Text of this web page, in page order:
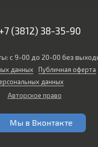
(3812) 38-35-90
с 9-00 до 20-00 без
данных
Публичная оферта
данных
Авторское право
Мы в Вконтакте